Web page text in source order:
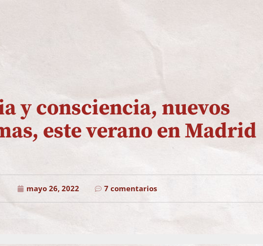
y consciencia, nuevos
este verano en Madrid
mayo 26, 2022 7 comentarios